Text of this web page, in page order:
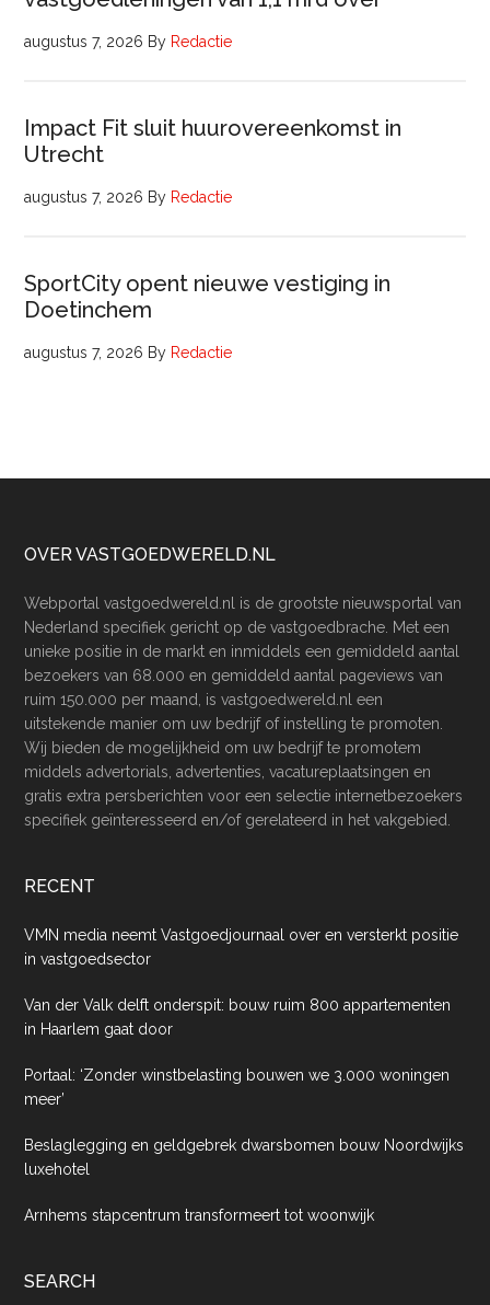
augustus 7, 2026 By Redactie
Impact Fit sluit huurovereenkomst in
Utrecht
augustus 7, 2026 By Redactie
SportCity opent nieuwe vestiging in
Doetinchem
augustus 7, 2026 By Redactie
Footer
OVER VASTGOEDWERELD.NL
Webportal vastgoedwereld.nl is de grootste nieuwsportal van
Nederland specifiek gericht op de vastgoedbrache. Met een
unieke positie in de markt en inmiddels een gemiddeld aantal
bezoekers van 68.000 en gemiddeld aantal pageviews van
ruim 150.000 per maand, is vastgoedwereld.nl een
uitstekende manier om uw bedrijf of instelling te promoten.
Wij bieden de mogelijkheid om uw bedrijf te promotem
middels advertorials, advertenties, vacatureplaatsingen en
gratis extra persberichten voor een selectie internetbezoekers
specifiek geïnteresseerd en/of gerelateerd in het vakgebied.
RECENT
VMN media neemt Vastgoedjournaal over en versterkt positie
in vastgoedsector
Van der Valk delft onderspit: bouw ruim 800 appartementen
in Haarlem gaat door
Portaal: ‘Zonder winstbelasting bouwen we 3.000 woningen
meer’
Beslaglegging en geldgebrek dwarsbomen bouw Noordwijks
luxehotel
Arnhems stapcentrum transformeert tot woonwijk
SEARCH